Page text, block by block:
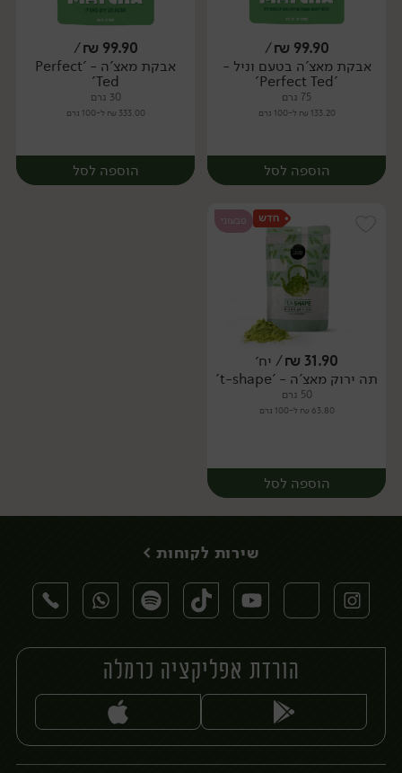
יח׳ יח׳
99.90
₪
/
אבקת מאצ'ה בטעם וניל -
'Perfect Ted'
75 גרם
133.20 ₪ ל-100 גרם
הוספה לסל
99.90
₪
/
אבקת מאצ'ה - 'Perfect
Ted'
30 גרם
333.00 ₪ ל-100 גרם
הוספה לסל
טבעוני
31.90
₪/ יח׳
תה ירוק מאצ'ה - 't-shape'
50 גרם
63.80 ₪ ל-100 גרם
הוספה לסל
יח׳
שירות לקוחות >
הורדת אפליקציה כרמלה